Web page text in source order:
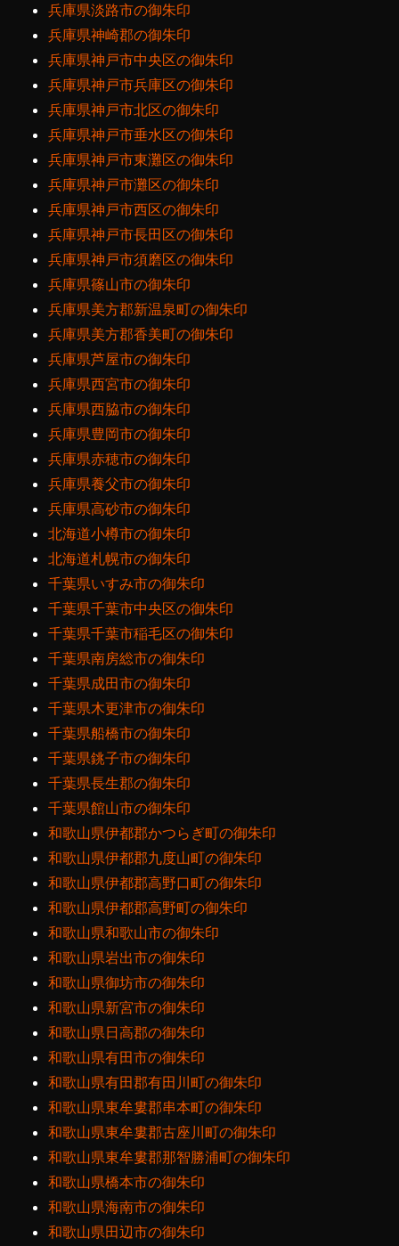
兵庫県淡路市の御朱印
兵庫県神崎郡の御朱印
兵庫県神戸市中央区の御朱印
兵庫県神戸市兵庫区の御朱印
兵庫県神戸市北区の御朱印
兵庫県神戸市垂水区の御朱印
兵庫県神戸市東灘区の御朱印
兵庫県神戸市灘区の御朱印
兵庫県神戸市西区の御朱印
兵庫県神戸市長田区の御朱印
兵庫県神戸市須磨区の御朱印
兵庫県篠山市の御朱印
兵庫県美方郡新温泉町の御朱印
兵庫県美方郡香美町の御朱印
兵庫県芦屋市の御朱印
兵庫県西宮市の御朱印
兵庫県西脇市の御朱印
兵庫県豊岡市の御朱印
兵庫県赤穂市の御朱印
兵庫県養父市の御朱印
兵庫県高砂市の御朱印
北海道小樽市の御朱印
北海道札幌市の御朱印
千葉県いすみ市の御朱印
千葉県千葉市中央区の御朱印
千葉県千葉市稲毛区の御朱印
千葉県南房総市の御朱印
千葉県成田市の御朱印
千葉県木更津市の御朱印
千葉県船橋市の御朱印
千葉県銚子市の御朱印
千葉県長生郡の御朱印
千葉県館山市の御朱印
和歌山県伊都郡かつらぎ町の御朱印
和歌山県伊都郡九度山町の御朱印
和歌山県伊都郡高野口町の御朱印
和歌山県伊都郡高野町の御朱印
和歌山県和歌山市の御朱印
和歌山県岩出市の御朱印
和歌山県御坊市の御朱印
和歌山県新宮市の御朱印
和歌山県日高郡の御朱印
和歌山県有田市の御朱印
和歌山県有田郡有田川町の御朱印
和歌山県東牟婁郡串本町の御朱印
和歌山県東牟婁郡古座川町の御朱印
和歌山県東牟婁郡那智勝浦町の御朱印
和歌山県橋本市の御朱印
和歌山県海南市の御朱印
和歌山県田辺市の御朱印